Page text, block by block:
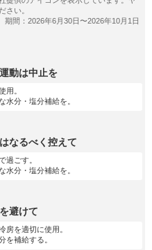
動は中止を
用。
水分・塩分補給を。
なるべく控えて
過ごす。
水分・塩分補給を。
避けて
房を適切に使用。
を補給する。